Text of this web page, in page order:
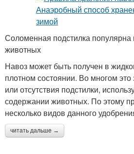
Соломенная подстилка
животных
Навоз может быть получен в
плотном состоянии. Во многом это
или отсутствия подстилки,
содержании животных. По этому
несколько видов данного
читать дальше →